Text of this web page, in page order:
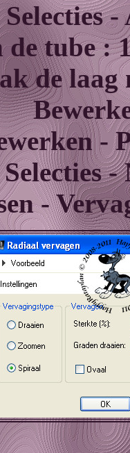
Selecties -
de tube :
de laag
-
Selecties -
-